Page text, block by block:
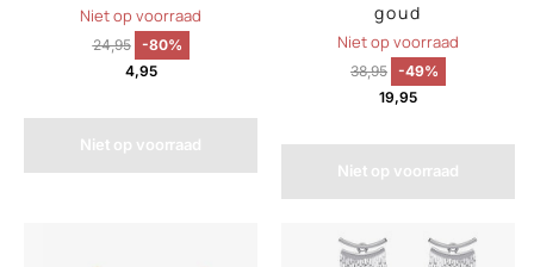
Niet op voorraad
24,95
-80%
4,95
Niet op voorraad
goud
Niet op voorraad
38,95 -49%
19,95
Niet op voorraad